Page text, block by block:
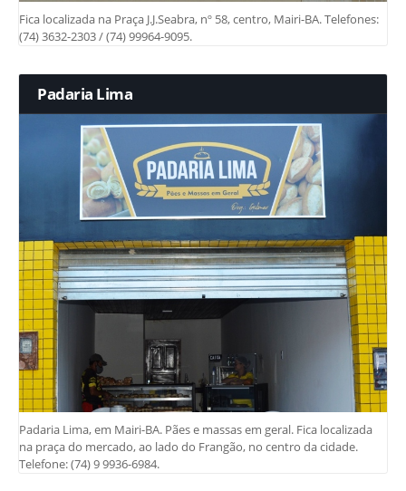
Fica localizada na Praça J.J.Seabra, nº 58, centro, Mairi-BA. Telefones:
(74) 3632-2303 / (74) 99964-9095.
Padaria Lima
Padaria Lima, em Mairi-BA. Pães e massas em geral. Fica localizada
na praça do mercado, ao lado do Frangão, no centro da cidade.
Telefone: (74) 9 9936-6984.